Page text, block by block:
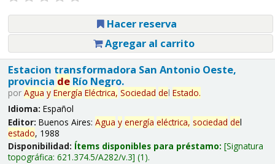
Hacer reserva
Agregar al carrito
Estacion transformadora San Antonio Oeste,
provincia deRío Negro.
por Agua y Energía Eléctrica, Sociedad del Estado.
Idioma: Español
Editor: Buenos Aires: Agua y energía eléctrica, sociedad del
estado, 1988
Disponibilidad: Ítems disponibles para préstamo: Signatura
topográfica: 621.374.5/A282/v.3 (1).